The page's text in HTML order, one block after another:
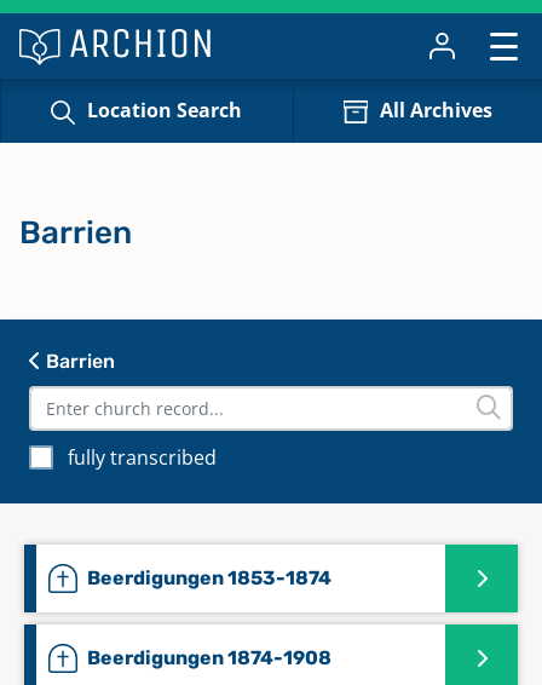
Location Search All Archives
Barrien
fully transcribed
Beerdigungen 1853-1874
Beerdigungen 1874-1908
Barrien